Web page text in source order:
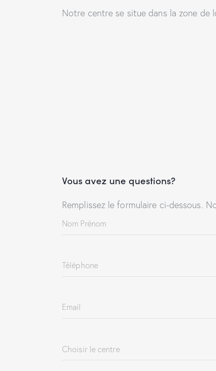
Notre centre se situe dans la zone de
Vous avez une questions?
Remplissez le formulaire ci-dessous.